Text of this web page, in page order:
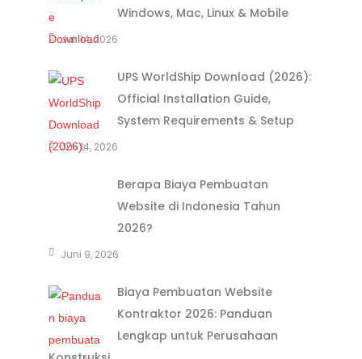
Windows, Mac, Linux & Mobile
Juli 14, 2026
UPS WorldShip Download (2026):
Official Installation Guide,
System Requirements & Setup
Juli 14, 2026
Berapa Biaya Pembuatan
Website di Indonesia Tahun
2026?
Juni 9, 2026
Biaya Pembuatan Website
Kontraktor 2026: Panduan
Lengkap untuk Perusahaan